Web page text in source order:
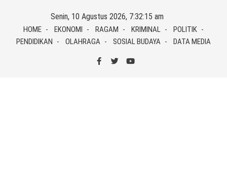
content
Senin, 10 Agustus 2026, 7:32:15 am
HOME EKONOMI RAGAM KRIMINAL
POLITIK
PENDIDIKAN
OLAHRAGA SOSIAL BUDAYA DATA MEDIA